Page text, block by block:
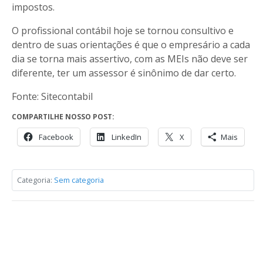
impostos.
O profissional contábil hoje se tornou consultivo e
dentro de suas orientações é que o empresário a cada
dia se torna mais assertivo, com as MEIs não deve ser
diferente, ter um assessor é sinônimo de dar certo.
Fonte: Sitecontabil
COMPARTILHE NOSSO POST:
Facebook LinkedIn X Mais
Categoria: Sem categoria